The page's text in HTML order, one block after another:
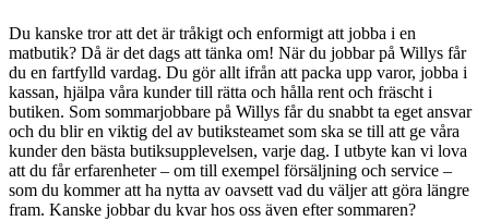
Du kanske tror att det är tråkigt och enformigt att jobba i en
matbutik? Då är det dags att tänka om! När du jobbar på Willys får
du en fartfylld vardag. Du gör allt ifrån att packa upp varor, jobba i
kassan, hjälpa våra kunder till rätta och hålla rent och fräscht i
butiken. Som sommarjobbare på Willys får du snabbt ta eget ansvar
och du blir en viktig del av butiksteamet som ska se till att ge våra
kunder den bästa butiksupplevelsen, varje dag. I utbyte kan vi lova
att du får erfarenheter – om till exempel försäljning och service –
som du kommer att ha nytta av oavsett vad du väljer att göra längre
fram. Kanske jobbar du kvar hos oss även efter sommaren?